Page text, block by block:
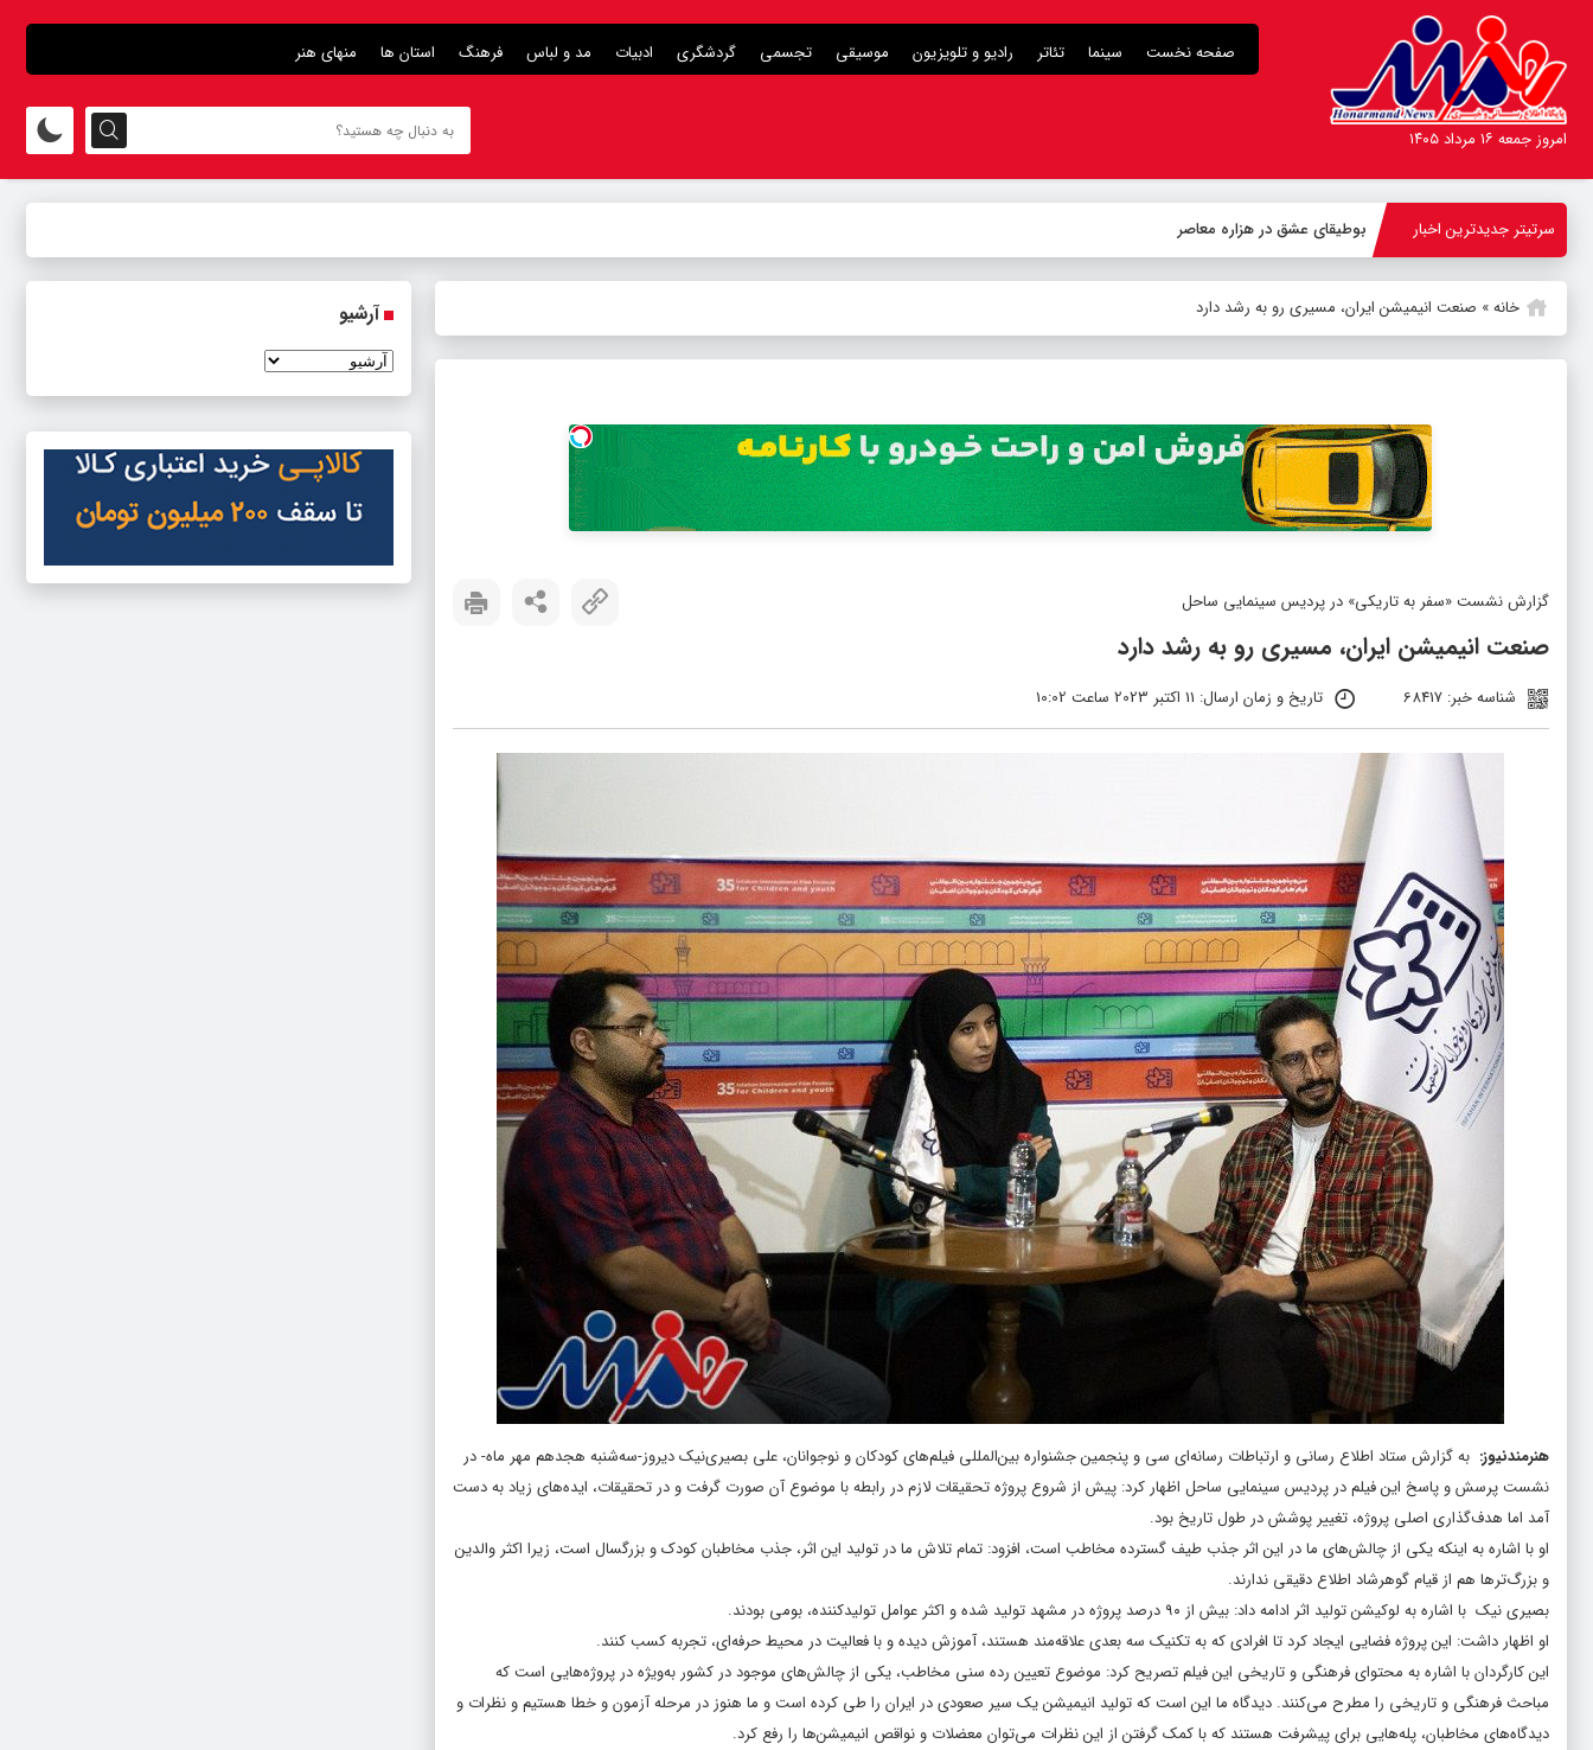
صفحه نخست سینما تئاتر رادیو و تلویزیون موسیقی تجسمی گردشگری ادبیات مد و لباس فرهنگ استان ها منهای هنر
امروز جمعه ۱۶ مرداد ۱۴۰۵
سرتیتر جدیدترین اخبار -
خانه» صنعت انیمیشن‌ ایران، مسیری رو به رشد دارد
گزارش نشست «سفر به تاریکی» در پردیس سینمایی ساحل
صنعت انیمیشن‌ ایران، مسیری رو به رشد دارد
شناسه خبر: 68417 تاریخ و زمان ارسال: 11 اکتبر 2023 ساعت 10:02
هنرمندنیوز: به گزارش ستاد اطلاع رسانی و ارتباطات رسانه‌ای سی و پنجمین جشنواره بین‌المللی فیلم‌های کودکان و نوجوانان، علی بصیری‌نیک دیروز-سه‌شنبه هجدهم مهر ماه- در
نشست پرسش و پاسخ این فیلم در پردیس سینمایی ساحل اظهار کرد: پیش از شروع پروژه تحقیقات لازم در رابطه با موضوع آن صورت گرفت و در تحقیقات، ایده‌های زیاد به دست
آمد اما هدف‌گذاری اصلی پروژه، تغییر پوشش در طول تاریخ بود.
او با اشاره به اینکه یکی از چالش‌های ما در این اثر جذب طیف گسترده مخاطب است، افزود: تمام تلاش ما در تولید این اثر، جذب مخاطبان کودک و بزرگسال است، زیرا اکثر والدین
و بزرگ‌ترها هم از قیام گوهرشاد اطلاع دقیقی ندارند.
بصیری نیک با اشاره به لوکیشن تولید اثر ادامه داد: بیش از ۹۰ درصد پروژه در مشهد تولید شده و اکثر عوامل تولیدکننده، بومی بودند.
او اظهار داشت: این پروژه فضایی ایجاد کرد تا افرادی که به تکنیک سه بعدی علاقه‌مند هستند، آموزش دیده و با فعالیت در محیط حرفه‌ای، تجربه کسب کنند.
این کارگردان با اشاره به محتوای فرهنگی و تاریخی این فیلم تصریح کرد: موضوع تعیین رده سنی مخاطب، یکی از چالش‌های موجود در کشور به‌ویژه در پروژه‌هایی است که
مباحث فرهنگی و تاریخی را مطرح می‌کنند. دیدگاه ما این است که تولید انیمیشن یک سیر صعودی در ایران را طی کرده است و ما هنوز در مرحله آزمون و خطا هستیم و نظرات و
دیدگاه‌های مخاطبان، پله‌هایی برای پیشرفت هستند که با کمک گرفتن از این نظرات می‌توان معضلات و نواقص انیمیشن‌ها را رفع کرد.
آرشیو